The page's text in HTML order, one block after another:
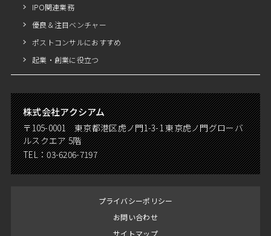
IPO関連業務
優良＆注目ベンチャー
ポストコンサルにおすすめ
起業・創業に役立つ
株式会社アクシアム
〒105-0001 東京都港区虎ノ門1-3-1 東京虎ノ門グローバ
ルスクエア 5階
TEL：03-6206-7197
プライバシーポリシー
お問い合わせ
サイトマップ